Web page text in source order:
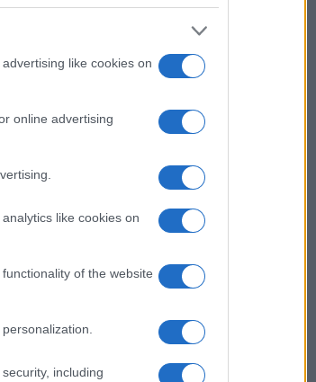
like cookies on
online advertising
like cookies on
of the website
including
objetivo y que
crees que
años. Se
e inversores
un banco
a una